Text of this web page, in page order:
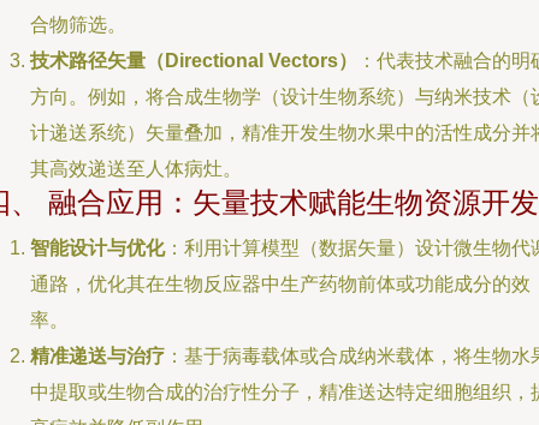
合物筛选。
技术路径矢量（Directional Vectors）
：代表技术融合的明
方向。例如，将合成生物学（设计生物系统）与纳米技术（
计递送系统）矢量叠加，精准开发生物水果中的活性成分并
其高效递送至人体病灶。
、 融合应用：矢量技术赋能生物资源开发
智能设计与优化：利用计算模型（数据矢量）设计微生物代
通路，优化其在生物反应器中生产药物前体或功能成分的效
率。
精准递送与治疗 ：基于病毒载体或合成纳米载体，将生物水
中提取或生物合成的治疗性分子，精准送达特定细胞组织，